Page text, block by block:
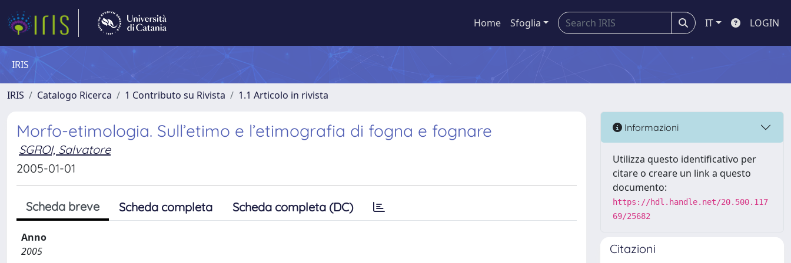
Home Sfoglia IT LOGIN
IRIS
IRIS Catalogo Ricerca 1 Contributo su Rivista 1.1 Articolo in rivista
Morfo-etimologia. Sull’etimo e l’etimografia di fogna e fognare
SGROI, Salvatore
2005-01-01
Scheda breve Scheda completa Scheda completa (DC)
Anno
2005
Informazioni
Utilizza questo identificativo per
citare o creare un link a questo
documento:
https://hdl.handle.net/20.500.117
69/25682
Citazioni